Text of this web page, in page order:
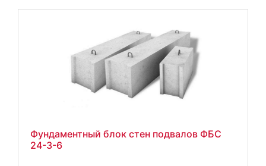
Фундаментный блок стен подвалов ФБС
24-3-6